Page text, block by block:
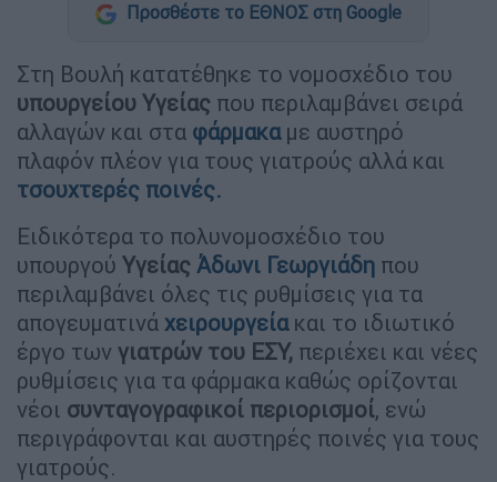
Προσθέστε το ΕΘΝΟΣ στη Google
Στη Βουλή κατατέθηκε το νομοσχέδιο του
υπουργείου Υγείας που περιλαμβάνει σειρά
αλλαγών και στα φάρμακα με αυστηρό
πλαφόν πλέον για τους γιατρούς αλλά και
τσουχτερές ποινές.
Ειδικότερα το πολυνομοσχέδιο του
υπουργού Υγείας Άδωνι Γεωργιάδη που
περιλαμβάνει όλες τις ρυθμίσεις για τα
απογευματινά χειρουργεία και το ιδιωτικό
έργο των γιατρών του ΕΣΥ, περιέχει και νέες
ρυθμίσεις για τα φάρμακα καθώς ορίζονται
νέοι συνταγογραφικοί περιορισμοί, ενώ
περιγράφονται και αυστηρές ποινές για τους
γιατρούς.